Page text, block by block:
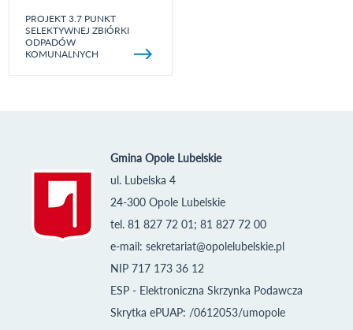
PROJEKT 3.7 PUNKT
SELEKTYWNEJ ZBIÓRKI
ODPADÓW
KOMUNALNYCH
Gmina Opole Lubelskie
ul. Lubelska 4
24-300 Opole Lubelskie
tel. 81 827 72 01; 81 827 72 00
e-mail: sekretariat@opolelubelskie.pl
NIP 717 173 36 12
ESP - Elektroniczna Skrzynka Podawcza
Skrytka ePUAP: /0612053/umopole